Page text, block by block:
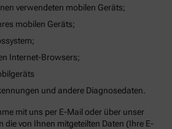
verwendeten mobilen Geräts;
mobilen Geräts;
Internet-Browsers;
und andere Diagnosedaten.
mit uns per E-Mail oder über unser
von Ihnen mitgeteilten Daten (Ihre E-